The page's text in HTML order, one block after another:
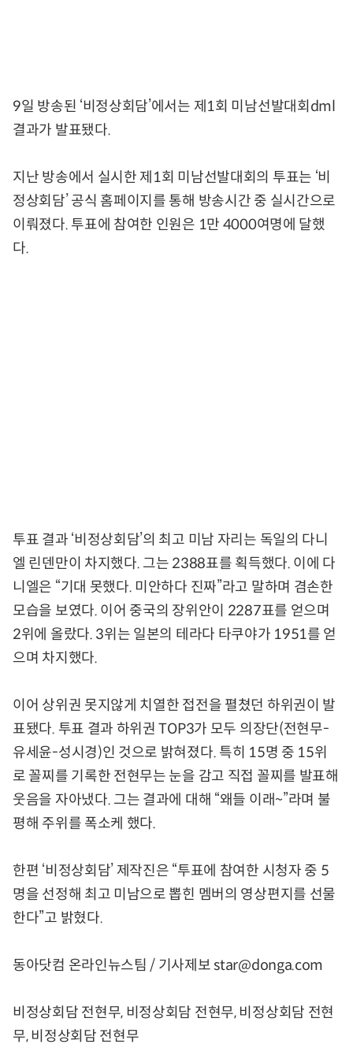
9일 방송된 ‘비정상회담’에서는 제1회 미남선발대회dml
결과가 발표됐다.
지난 방송에서 실시한 제1회 미남선발대회의 투표는 ‘비
정상회담’ 공식 홈페이지를 통해 방송시간 중 실시간으로
이뤄졌다. 투표에 참여한 인원은 1만 4000여명에 달했
다.
투표 결과 ‘비정상회담’의 최고 미남 자리는 독일의 다니
엘 린덴만이 차지했다. 그는 2388표를 획득했다. 이에 다
니엘은 “기대 못했다. 미안하다 진짜”라고 말하며 겸손한
모습을 보였다. 이어 중국의 장위안이 2287표를 얻으며
2위에 올랐다. 3위는 일본의 테라다 타쿠야가 1951를 얻
으며 차지했다.
이어 상위권 못지않게 치열한 접전을 펼쳤던 하위권이 발
표됐다. 투표 결과 하위권 TOP3가 모두 의장단(전현무-
유세윤-성시경)인 것으로 밝혀졌다. 특히 15명 중 15위
로 꼴찌를 기록한 전현무는 눈을 감고 직접 꼴찌를 발표해
웃음을 자아냈다. 그는 결과에 대해 “왜들 이래~”라며 불
평해 주위를 폭소케 했다.
한편 ‘비정상회담’ 제작진은 “투표에 참여한 시청자 중 5
명을 선정해 최고 미남으로 뽑힌 멤버의 영상편지를 선물
한다”고 밝혔다.
동아닷컴 온라인뉴스팀 / 기사제보 star@donga.com
비정상회담 전현무, 비정상회담 전현무, 비정상회담 전현
무, 비정상회담 전현무